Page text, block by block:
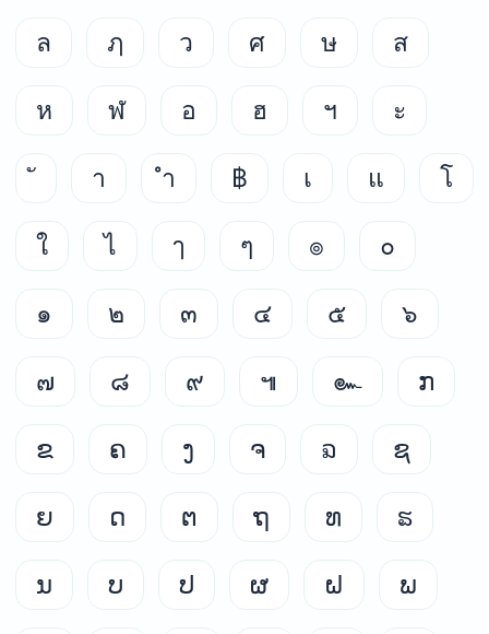
ล ฦ ว ศ ษ ส
ห ฬ อ ฮ ฯ ะ
า ำ ฿ เ แ โ
ใ ไ ๅ ๆ ๏ ๐
๑ ๒ ๓ ๔ ๕ ๖
๗ ๘ ๙ ๚ ๛ ກ
ຂ ຄ ງ ຈ ຉ ຊ
ຍ ດ ຕ ຖ ທ ຘ
ນ ບ ປ ຜ ຝ ພ